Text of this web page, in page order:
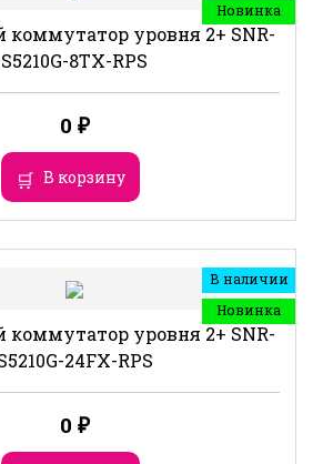
Новинка
уровня 2+ SNR-
S5210G-8TX-RPS
0 ₽
В корзину
В наличии
Новинка
уровня 2+ SNR-
24FX-RPS
0 ₽